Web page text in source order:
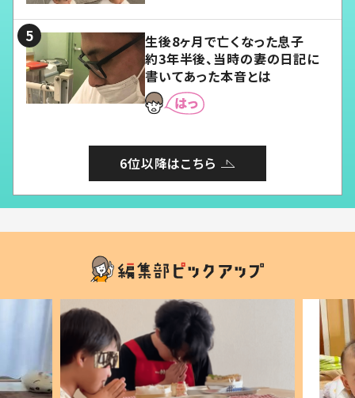
生後8ヶ月で亡くなった息子
約3年半後、当時の妻の日記に
書いてあった本音とは
6位以降はこちら